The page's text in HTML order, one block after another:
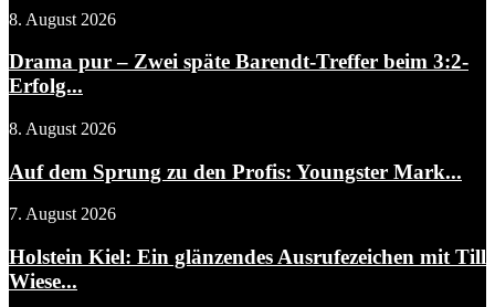
8. August 2026
Drama pur – Zwei späte Barendt-Treffer beim 3:2-
Erfolg...
8. August 2026
Auf dem Sprung zu den Profis: Youngster Mark...
7. August 2026
Holstein Kiel: Ein glänzendes Ausrufezeichen mit Till
Wiese...